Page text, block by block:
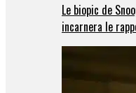
Le biopic de
incarnera le